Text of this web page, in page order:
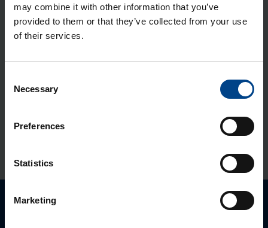
may combine it with other information that you’ve
provided to them or that they’ve collected from your use
of their services.
Selection
Necessary
Preferences
Statistics
Marketing
mm, polües­ter, IP65
Tootekood: FL209B
mm, metall, IP65